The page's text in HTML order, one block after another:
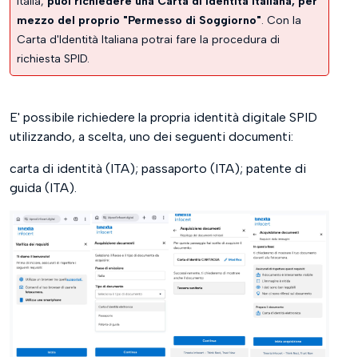
mezzo del proprio "Permesso di Soggiorno". Con la
Carta d'Identità Italiana potrai fare la procedura di
richiesta SPID.
E' possibile richiedere la propria identità digitale SPID
utilizzando, a scelta, uno dei seguenti documenti:
carta di identità (ITA); passaporto (ITA); patente di
guida (ITA).